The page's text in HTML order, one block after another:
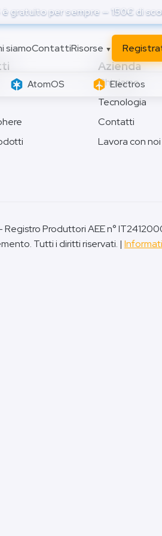
gratuito per sempre — 150€ di
siamoContattiRisorse ▼
AtomOS Electros
Azienda
Chi siamo
Tecnologia
Contatti
Lavora con noi
Produttori AEE n°
Tutti i diritti riservati. |